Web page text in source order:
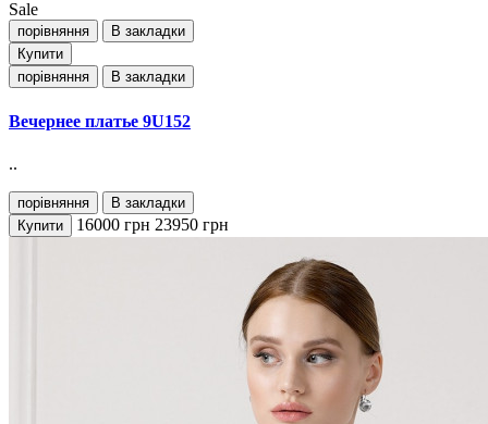
Sale
порівняння
В закладки
Купити
порівняння
В закладки
Вечернее платье 9U152
..
порівняння
В закладки
Купити
16000 грн 23950 грн